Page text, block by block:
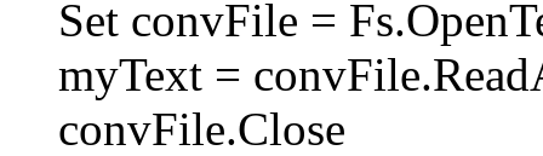
Set convFile =
myText =
convFile.Close